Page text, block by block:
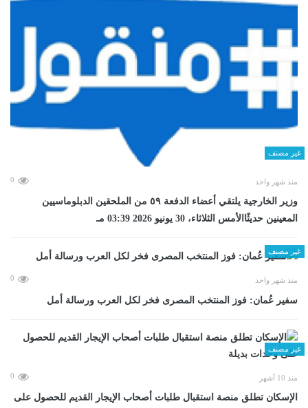
غير مصنف
منذ شهر واحد 0
وزير الخارجية يلتقي أعضاء الدفعة ٥٩ من الملحقين الدبلوماسيين
المعينين حديثًاالأمس الثلاثاء، 30 يونيو 2026 03:39 مـ
غير مصنف
منذ شهر واحد 0
سفير عُمان: فوز المنتخب المصرى فخر لكل العرب ورسالة أمل
غير مصنف
منذ 10 أشهر 0
الإسكان تطلق منصة استقبال طلبات أصحاب الإيجار القديم للحصول على